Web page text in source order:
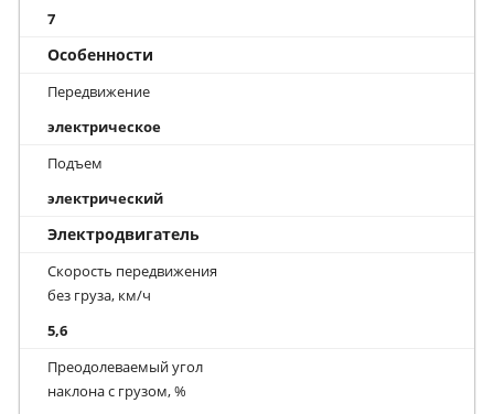
7
Особенности
Передвижение
электрическое
Подъем
электрический
Электродвигатель
Скорость передвижения
без груза, км/ч
5,6
Преодолеваемый угол
наклона с грузом, %